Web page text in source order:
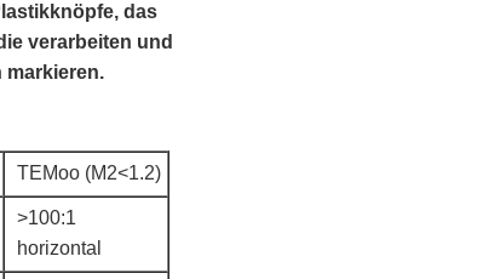
das
verarbeiten und
markieren.
TEMoo (M2<1.2)
>100:1
horizontal